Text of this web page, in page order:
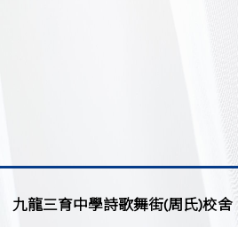
九龍三育中學詩歌舞街(周氏)校舍